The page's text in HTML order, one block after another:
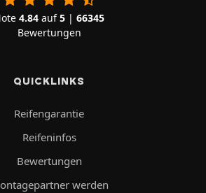
4.84 auf5 | 66345
Bewertungen
QUICKLINKS
Reifengarantie
Reifeninfos
Bewertungen
werden